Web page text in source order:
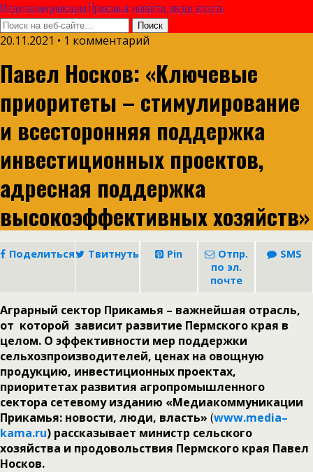
Медиакоммуникации Прикамья: новости, люди, власть
20.11.2021 • 1 комментарий
Павел Носков: «Ключевые
приоритеты – стимулирование
и всесторонняя поддержка
инвестиционных проектов,
адресная поддержка
высокоэффективных хозяйств»
Поделиться Твитнуть Pin
Отпр.
по эл.
почте
SMS
Аграрный сектор Прикамья – важнейшая отрасль,
от которой зависит развитие Пермского края в
целом. О эффективности мер поддержки
сельхозпроизводителей, ценах на овощную
продукцию, инвестиционных проектах,
приоритетах развития агропромышленного
сектора сетевому изданию «Медиакоммуникации
Прикамья: новости, люди, власть» (www.media–
kama.ru) рассказывает министр сельского
хозяйства и продовольствия Пермского края Павел
Носков.